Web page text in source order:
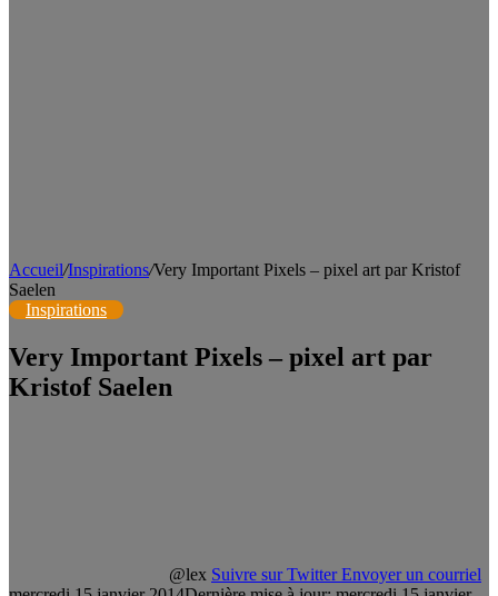
Accueil/Inspirations/Very Important Pixels – pixel art par Kristof
Saelen
Inspirations
Very Important Pixels – pixel art par
Kristof Saelen
@lex Suivre sur Twitter Envoyer un courriel